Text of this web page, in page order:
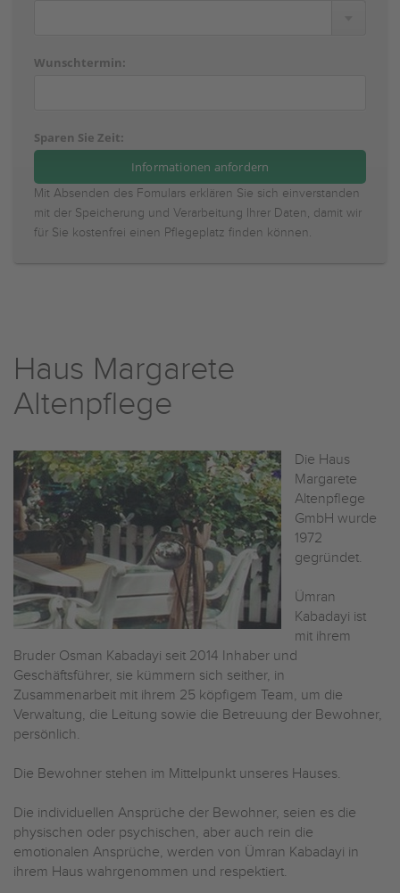
Wunschtermin:
Sparen Sie Zeit:
Mit Absenden des Fomulars erklären Sie sich einverstanden
mit der Speicherung und Verarbeitung Ihrer Daten, damit wir
für Sie kostenfrei einen Pflegeplatz finden können.
Haus Margarete
Altenpflege
Die Haus
Margarete
Altenpflege
GmbH wurde
1972
gegründet.
Ümran
Kabadayi ist
mit ihrem
Bruder Osman Kabadayi seit 2014 Inhaber und
Geschäftsführer, sie kümmern sich seither, in
Zusammenarbeit mit ihrem 25 köpfigem Team, um die
Verwaltung, die Leitung sowie die Betreuung der Bewohner,
persönlich.
Die Bewohner stehen im Mittelpunkt unseres Hauses.
Die individuellen Ansprüche der Bewohner, seien es die
physischen oder psychischen, aber auch rein die
emotionalen Ansprüche, werden von Ümran Kabadayi in
ihrem Haus wahrgenommen und respektiert.